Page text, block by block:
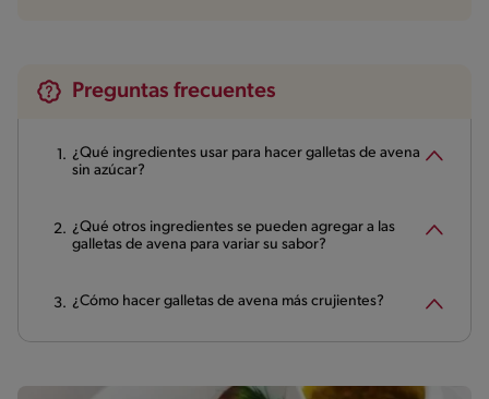
Preguntas frecuentes
¿Qué ingredientes usar para hacer galletas de avena
sin azúcar?
¿Qué otros ingredientes se pueden agregar a las
galletas de avena para variar su sabor?
¿Cómo hacer galletas de avena más crujientes?